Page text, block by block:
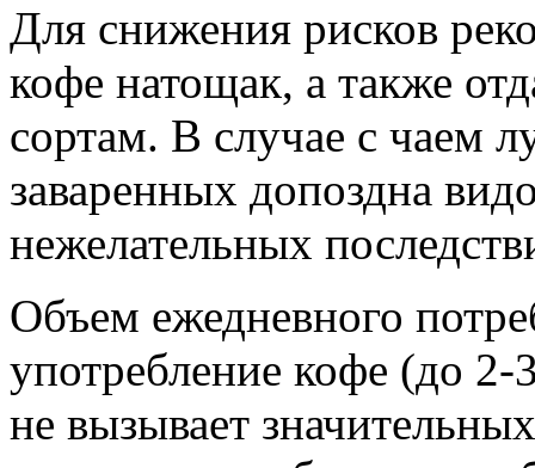
Для снижения рисков
кофе натощак, а также
сортам. В случае с чаем
заваренных допоздна
нежелательных
Объем ежедневного
употребление кофе (до
не вызывает